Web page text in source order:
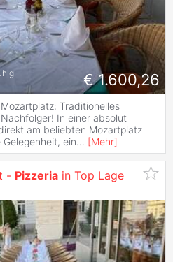
€ 1.600,26
Traditionelles
In einer absolut
am beliebten Mozartplatz
ein... [Mehr]
- Pizzeria in Top Lage